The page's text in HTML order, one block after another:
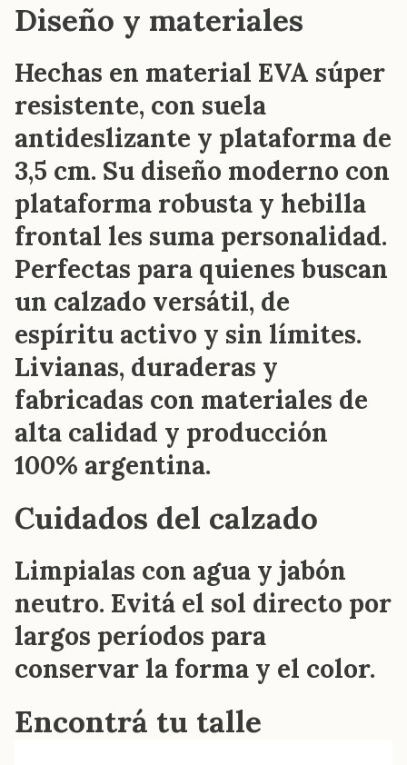
Diseño y materiales
Hechas en material EVA súper
resistente, con suela
antideslizante y plataforma de
3,5 cm. Su diseño moderno con
plataforma robusta y hebilla
frontal les suma personalidad.
Perfectas para quienes buscan
un calzado versátil, de
espíritu activo y sin límites.
Livianas, duraderas y
fabricadas con materiales de
alta calidad y producción
100% argentina.
Cuidados del calzado
Limpialas con agua y jabón
neutro. Evitá el sol directo por
largos períodos para
conservar la forma y el color.
Encontrá tu talle